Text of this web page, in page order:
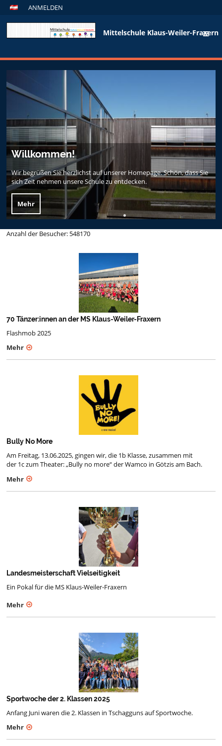
ANMELDEN
Mittelschule Klaus-Weiler-Fraxern
Willkommen!
Wir begrüßen Sie herzlichst auf unserer Homepage. Schön, dass Sie
sich Zeit nehmen unsere Schule zu entdecken.
Mehr
Anzahl der Besucher: 548170
70 Tänzer:innen an der MS Klaus-Weiler-Fraxern
Flashmob 2025
Mehr
Bully No More
Am Freitag, 13.06.2025, gingen wir, die 1b Klasse, zusammen mit
der 1c zum Theater: „Bully no more“ der Wamco in Götzis am Bach.
Mehr
Landesmeisterschaft Vielseitigkeit
Ein Pokal für die MS Klaus-Weiler-Fraxern
Mehr
Sportwoche der 2. Klassen 2025
Anfang Juni waren die 2. Klassen in Tschagguns auf Sportwoche.
Mehr